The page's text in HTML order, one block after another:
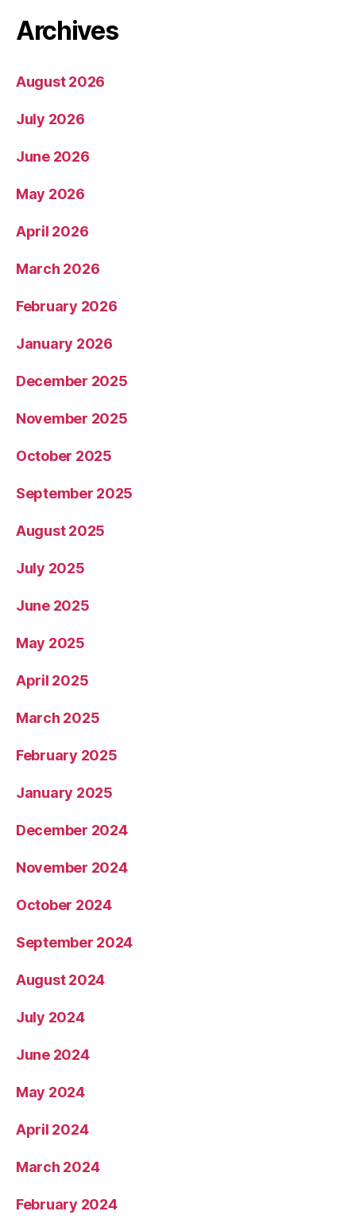
Archives
August 2026
July 2026
June 2026
May 2026
April 2026
March 2026
February 2026
January 2026
December 2025
November 2025
October 2025
September 2025
August 2025
July 2025
June 2025
May 2025
April 2025
March 2025
February 2025
January 2025
December 2024
November 2024
October 2024
September 2024
August 2024
July 2024
June 2024
May 2024
April 2024
March 2024
February 2024